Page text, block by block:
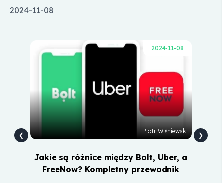
2024-11-08
❮ ❯
Piotr Wiśniewski
2024-11-08
Jakie są różnice między Bolt, Uber, a
FreeNow? Kompletny przewodnik